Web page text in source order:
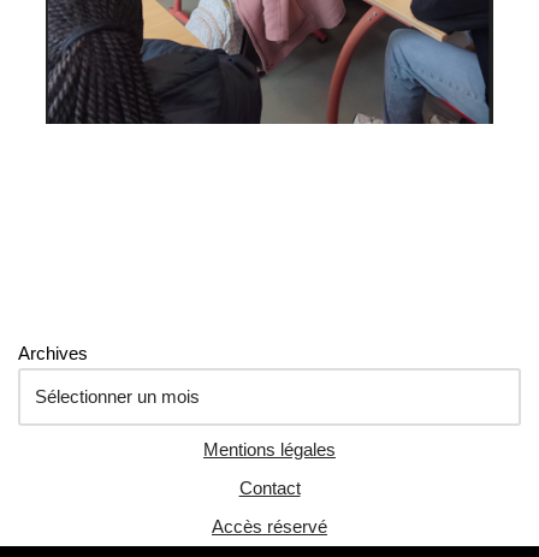
Archives
Mentions légales
Contact
Accès réservé